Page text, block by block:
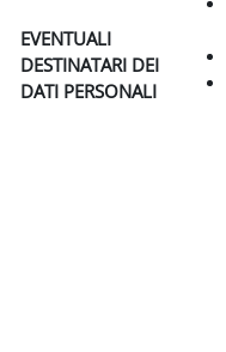
EVENTUALI
DESTINATARI DEI
DATI PERSONALI